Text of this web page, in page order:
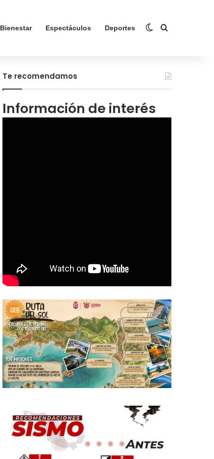
Bienestar Espectáculos Deportes Switch skin
Search for
Te recomendamos
Información de interés